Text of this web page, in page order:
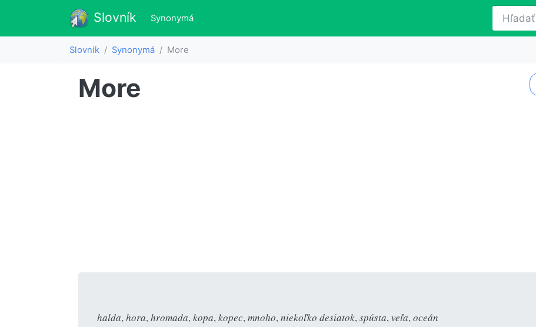
Slovník Slovník
Synonymá(aktualne)
Slovník Synonymá More
More
halda, hora, hromada, kopa, kopec, mnoho, niekoľko desiatok, spústa, veľa, oceán